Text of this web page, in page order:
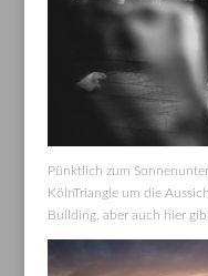
Pünktlich zum
KölnTriangle um die
Building, aber auch hier